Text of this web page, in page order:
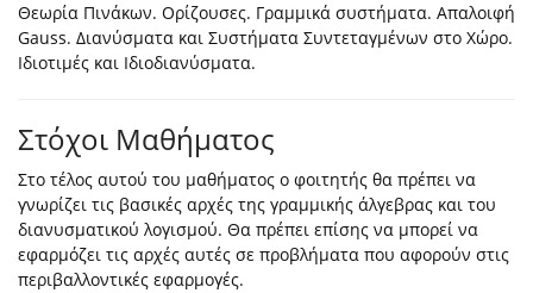
Θεωρία Πινάκων. Ορίζουσες. Γραμμικά συστήματα. Απαλοιφή
Gauss. Διανύσματα και Συστήματα Συντεταγμένων στο Χώρο.
Ιδιοτιμές και Ιδιοδιανύσματα.
Στόχοι Μαθήματος
Στο τέλος αυτού του μαθήματος ο φοιτητής θα πρέπει να
γνωρίζει τις βασικές αρχές της γραμμικής άλγεβρας και του
διανυσματικού λογισμού. Θα πρέπει επίσης να μπορεί να
εφαρμόζει τις αρχές αυτές σε προβλήματα που αφορούν στις
περιβαλλοντικές εφαρμογές.